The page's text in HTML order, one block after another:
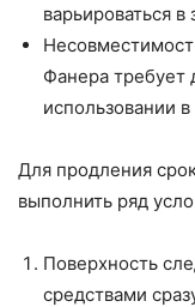
варьироваться
Фанера требует
использовании
Для продления
выполнить ряд
Поверхность
средствами